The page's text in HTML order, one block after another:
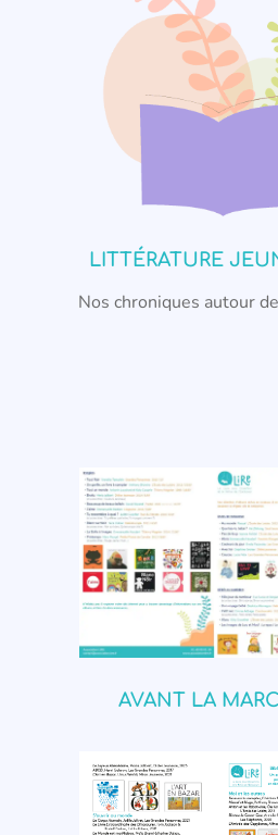
LITTÉRATURE
Nos chroniques autour
AVANT LA